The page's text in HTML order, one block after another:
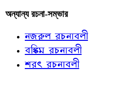
অন্যান্য রচনা-সম্ভার
নজরুল রচনাবলী
বঙ্কিম রচনাবলী
শরৎ রচনাবলী